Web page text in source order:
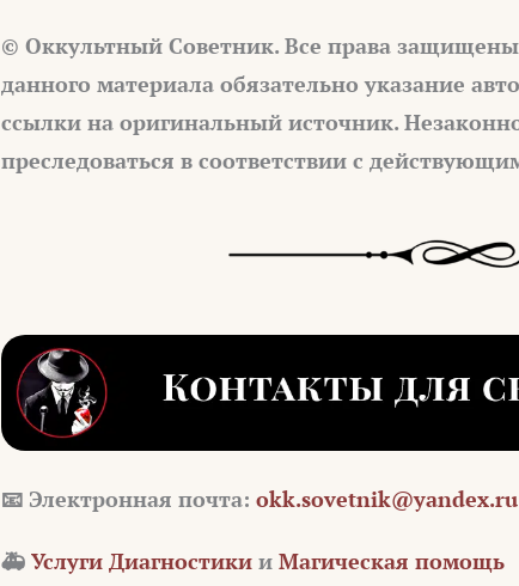
© Оккультный Советник. Все права
данного материала обязательно указание
ссылки на оригинальный источник.
преследоваться в соответствии с
📧 Электронная почта: okk.sovetnik@yandex.ru
🚑 Услуги Диагностики и Магическая помощь